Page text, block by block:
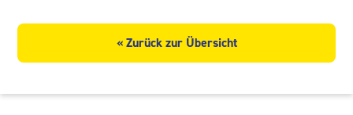
« Zurück zur Übersicht